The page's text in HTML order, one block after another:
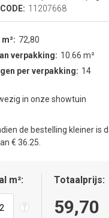
11207668
72,80
verpakking
10.66 m²
per verpakking
14
in onze showtuin
de bestelling kleiner is
€ 36.25.
m² Totaalprijs
59,70